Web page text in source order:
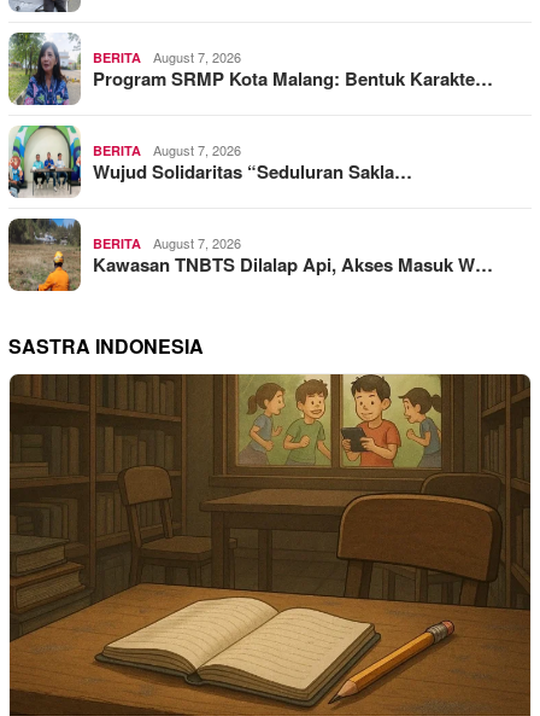
BERITA August 7, 2026
Program SRMP Kota Malang: Bentuk Karakte…
BERITA August 7, 2026
Wujud Solidaritas “Seduluran Sakla…
BERITA August 7, 2026
Kawasan TNBTS Dilalap Api, Akses Masuk W…
SASTRA INDONESIA